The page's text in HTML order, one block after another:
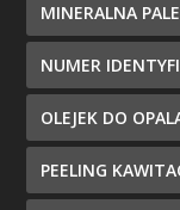
MINERALNA
NUMER
OLEJEK DO
PEELING